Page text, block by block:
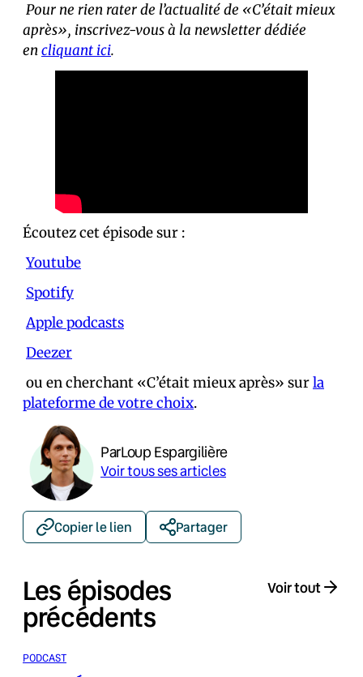
Pour ne rien rater de l’actualité de «C’était mieux
après», inscrivez-vous à la newsletter dédiée
encliquant ici.
Écoutez cet épisode sur :
Youtube
Spotify
Apple podcasts
Deezer
ou en cherchant «C’était mieux après» surla
plateforme de votre choix.
ParLoup Espargilière
Voir tous ses articles
Copier le lien Partager
Les épisodes
précédents
Voir tout
PODCAST